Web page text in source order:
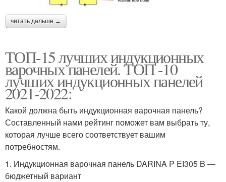
читать дальше →
ТОП-15 лучших индукционных
варочных панелей. ТОП -10
лучших индукционных панелей
2021-2022:
Какой должна быть индукционная варочная панель?
Составленный нами рейтинг поможет вам выбрать ту,
которая лучше всего соответствует вашим
потребностям.
1. Индукционная варочная панель DARINA P EI305 B —
бюджетный вариант